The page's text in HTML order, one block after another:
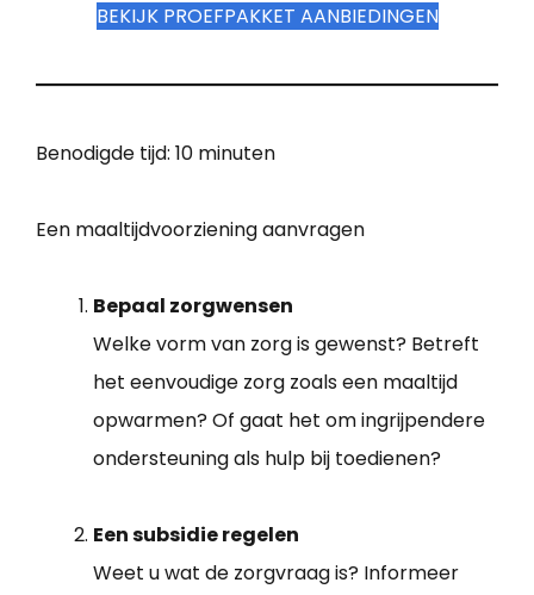
BEKIJK PROEFPAKKET AANBIEDINGEN
Benodigde tijd: 10 minuten
Een maaltijdvoorziening aanvragen
Bepaal zorgwensen
Welke vorm van zorg is gewenst? Betreft
het eenvoudige zorg zoals een maaltijd
opwarmen? Of gaat het om ingrijpendere
ondersteuning als hulp bij toedienen?
Een subsidie regelen
Weet u wat de zorgvraag is? Informeer